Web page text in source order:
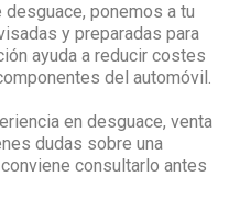
ponemos a tu
y preparadas para
ayuda a reducir costes
del automóvil.
en desguace, venta
dudas sobre una
consultarlo antes